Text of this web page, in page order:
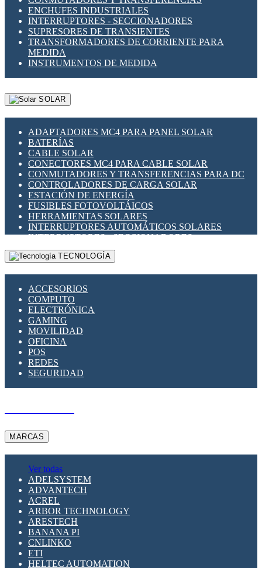
ENCHUFES INDUSTRIALES
INTERRUPTORES - SECCIONADORES
SUPRESORES DE TRANSIENTES
TRANSFORMADORES DE CORRIENTE PARA
MEDIDA
INSTRUMENTOS DE MEDIDA
SOLAR
ADAPTADORES MC4 PARA PANEL SOLAR
BATERÍAS
CABLE SOLAR
CONECTORES MC4 PARA CABLE SOLAR
CONMUTADORES Y TRANSFERENCIAS PARA DC
CONTROLADORES DE CARGA SOLAR
ESTACIÓN DE ENERGÍA
FUSIBLES FOTOVOLTÁICOS
HERRAMIENTAS SOLARES
INTERRUPTORES AUTOMÁTICOS SOLARES
INTERRUPTORES - SECCIONADORES
FOTOVOLTÁICOS
MONTAJE PANEL SOLAR
SUPRESOR DE TRANSIENTES SPDS PARA
APLICACIONES FOTOVOLTAICAS
TECNOLOGÍA
ACCESORIOS
COMPUTO
ELECTRÓNICA
GAMING
MOVILIDAD
OFICINA
POS
REDES
SEGURIDAD
MARCAS
Ver todas
ADELSYSTEM
ADVANTECH
ACREL
ARBOR TECHNOLOGY
ARESTECH
BANANA PI
CNLINKO
ETI
HELTEC AUTOMATION